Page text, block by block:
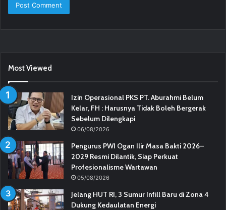
Most Viewed
Izin Operasional PKS PT. Aburahmi Belum
Kelar, FH : Harusnya Tidak Boleh Bergerak
Sebelum Dilengkapi
06/08/2026
Pengurus PWI Ogan Ilir Masa Bakti 2026–
2029 Resmi Dilantik, Siap Perkuat
Profesionalisme Wartawan
05/08/2026
Jelang HUT RI, 3 Sumur Infill Baru di Zona 4
Dukung Kedaulatan Energi